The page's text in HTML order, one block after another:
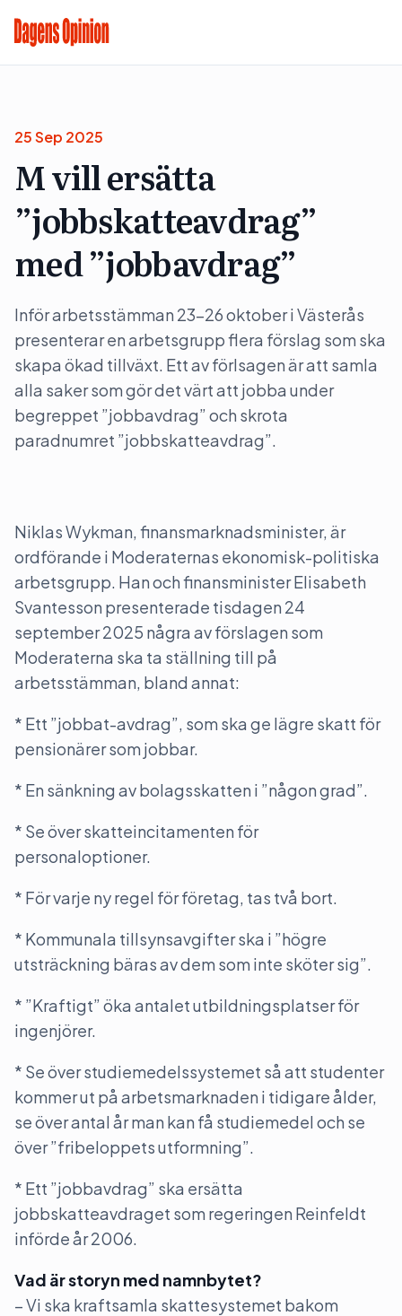
25 Sep 2025
M vill ersätta
”jobbskatteavdrag”
med ”jobbavdrag”
Inför arbetsstämman 23-26 oktober i Västerås
presenterar en arbetsgrupp flera förslag som ska
skapa ökad tillväxt. Ett av förlsagen är att samla
alla saker som gör det värt att jobba under
begreppet ”jobbavdrag” och skrota
paradnumret ”jobbskatteavdrag”.
Niklas Wykman, finansmarknadsminister, är
ordförande i Moderaternas ekonomisk-politiska
arbetsgrupp. Han och finansminister Elisabeth
Svantesson presenterade tisdagen 24
september 2025 några av förslagen som
Moderaterna ska ta ställning till på
arbetsstämman, bland annat:
* Ett ”jobbat-avdrag”, som ska ge lägre skatt för
pensionärer som jobbar.
* En sänkning av bolagsskatten i ”någon grad”.
* Se över skatteincitamenten för
personaloptioner.
* För varje ny regel för företag, tas två bort.
* Kommunala tillsynsavgifter ska i ”högre
utsträckning bäras av dem som inte sköter sig”.
* ”Kraftigt” öka antalet utbildningsplatser för
ingenjörer.
* Se över studiemedelssystemet så att studenter
kommer ut på arbetsmarknaden i tidigare ålder,
se över antal år man kan få studiemedel och se
över ”fribeloppets utformning”.
* Ett ”jobbavdrag” ska ersätta
jobbskatteavdraget som regeringen Reinfeldt
införde år 2006.
Vad är storyn med namnbytet?
– Vi ska kraftsamla skattesystemet bakom